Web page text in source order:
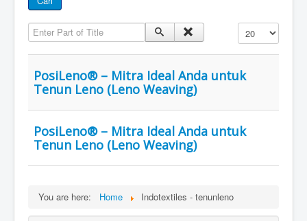
Enter Part of Title Display #
PosiLeno® – Mitra Ideal Anda untuk
Tenun Leno (Leno Weaving)
PosiLeno® – Mitra Ideal Anda untuk
Tenun Leno (Leno Weaving)
You are here: Home Indotextiles - tenunleno